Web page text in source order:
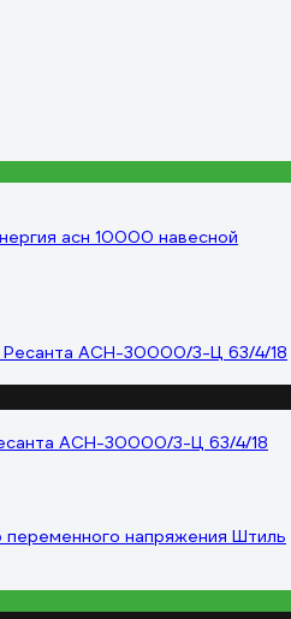
асн 10000 навесной
АСН-30000/3-Ц 63/4/18